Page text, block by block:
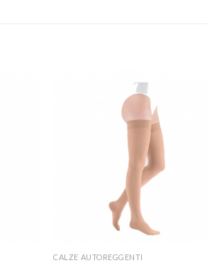
CALZE AUTOREGGENTI